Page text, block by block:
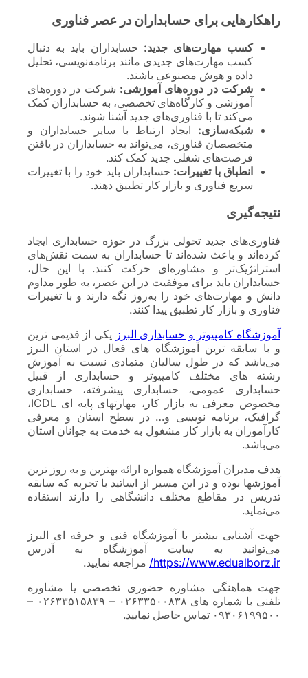
راهکارهایی برای حسابداران در عصر فناوری
کسب مهارت‌های جدید: حسابداران باید به دنبال
کسب مهارت‌های جدیدی مانند برنامه‌نویسی، تحلیل
داده و هوش مصنوعی باشند.
شرکت در دوره‌های آموزشی: شرکت در دوره‌های
آموزشی و کارگاه‌های تخصصی، به حسابداران کمک
می‌کند تا با فناوری‌های جدید آشنا شوند.
شبکه‌سازی: ایجاد ارتباط با سایر حسابداران و
متخصصان فناوری، می‌تواند به حسابداران در یافتن
فرصت‌های شغلی جدید کمک کند.
انطباق با تغییرات: حسابداران باید خود را با تغییرات
سریع فناوری و بازار کار تطبیق دهند.
نتیجه‌گیری
فناوری‌های جدید تحولی بزرگ در حوزه حسابداری ایجاد
کرده‌اند و باعث شده‌اند تا حسابداران به سمت نقش‌های
استراتژیک‌تر و مشاوره‌ای حرکت کنند. با این حال،
حسابداران باید برای موفقیت در این عصر، به طور مداوم
دانش و مهارت‌های خود را به‌روز نگه دارند و با تغییرات
فناوری و بازار کار تطبیق پیدا کنند.
آموزشگاه کامپیوتر و حسابداری البرز یکی از قدیمی ترین
و با سابقه ترین آموزشگاه های فعال در استان البرز
می‌باشد که در طول سالیان متمادی نسبت به آموزش
رشته های مختلف کامپیوتر و حسابداری از قبیل
حسابداری عمومی، حسابداری پیشرفته، حسابداری
مخصوص معرفی به بازار کار، مهارتهای پایه ای ICDL،
گرافیک، برنامه نویسی و… در سطح استان و معرفی
کارآموزان به بازار کار مشغول به خدمت به جوانان استان
می‌باشد.
هدف مدیران آموزشگاه همواره ارائه بهترین و به روز ترین
آموزشها بوده و در این مسیر از اساتید با تجربه که سابقه
تدریس در مقاطع مختلف دانشگاهی را دارند استفاده
می‌نماید.
جهت آشنایی بیشتر با آموزشگاه فنی و حرفه ای البرز
می‌توانید به سایت آموزشگاه به آدرس
https://www.edualborz.ir/ مراجعه نمایید.
جهت هماهنگی مشاوره حضوری تخصصی یا مشاوره
تلفنی با شماره های ۰۲۶۳۳۵۰۰۸۳۸ – ۰۲۶۳۳۵۱۵۸۳۹ –
۰۹۳۰۶۱۹۹۵۰۰ تماس حاصل نمایید.